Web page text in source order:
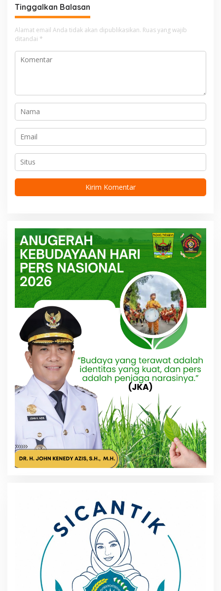
g
a
s
i
p
s
Tinggalkan Balasan
Alamat email Anda tidak akan dipublikasikan. Ruas yang wajib
ditandai *